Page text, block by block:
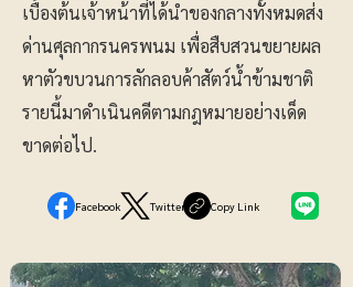
เบื้องต้นเจ้าหน้าที่ได้นำของกลางทั้งหมดส่ง
ด่านศุลกากรนครพนม เพื่อสืบสวนขยายผล
หาตัวขบวนการลักลอบค้าสัตว์น้ำข้ามชาติ
รายนี้มาดำเนินคดีตามกฎหมายอย่างเด็ด
ขาดต่อไป.
Facebook Twitter Copy Link